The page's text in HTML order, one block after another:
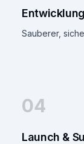
Entwicklung
Sauberer,
04
Launch &